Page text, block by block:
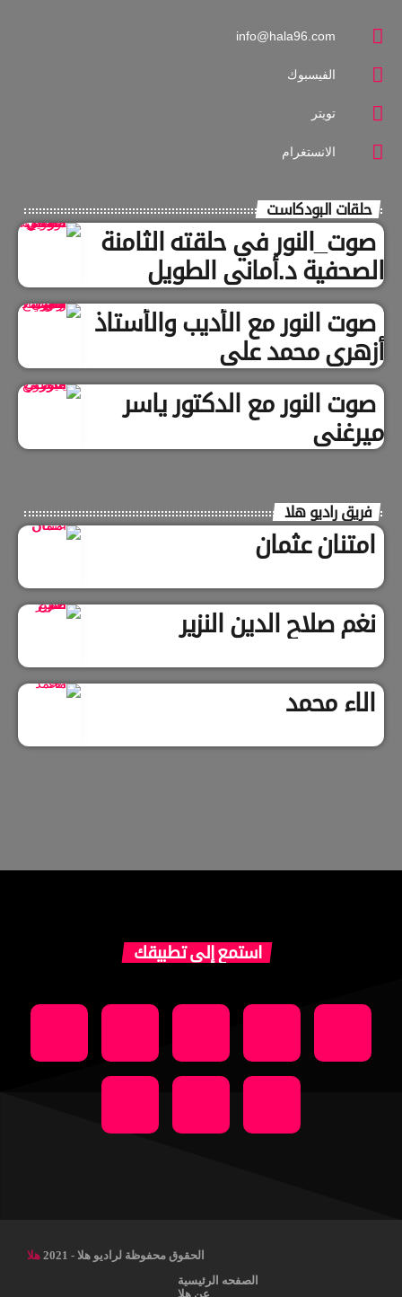
info@hala96.com
الفيسبوك
تويتر
الانستغرام
حلقات البودكاست
صوت_النور في حلقته الثامنة
الصحفية د.أماني الطويل
صوت النور مع الأديب والأستاذ
أزهري محمد علي
صوت النور مع الدكتور ياسر
ميرغني
فريق راديو هلا
امتنان عثمان
نغم صلاح الدين النزير
الاء محمد
استمع إلى تطبيقك
الحقوق محفوظة لراديو هلا - 2021
هلا
الصفحه الرئيسية
عن هلا